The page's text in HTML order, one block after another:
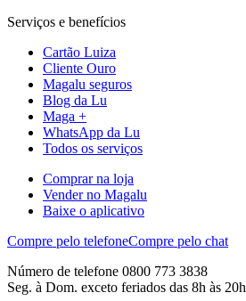
Serviços e benefícios
Cartão Luiza
Cliente Ouro
Magalu seguros
Blog da Lu
Maga +
WhatsApp da Lu
Todos os serviços
Comprar na loja
Vender no Magalu
Baixe o aplicativo
Compre pelo telefoneCompre pelo chat
Número de telefone 0800 773 3838
Seg. à Dom. exceto feriados das 8h às 20h